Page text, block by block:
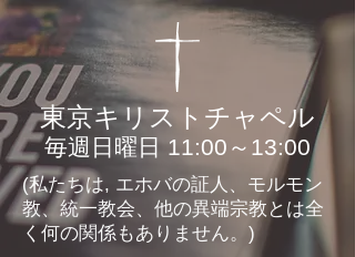
東京キリストチャペル
毎週日曜日 11:00～13:00
(私たちは, エホバの証人、モルモン
教、統一教会、他の異端宗教とは全
く何の関係もありません。)